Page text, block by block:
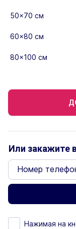
50×70 см
60×80 см
80×100 см
Или закажите
Номер
Нажимая на